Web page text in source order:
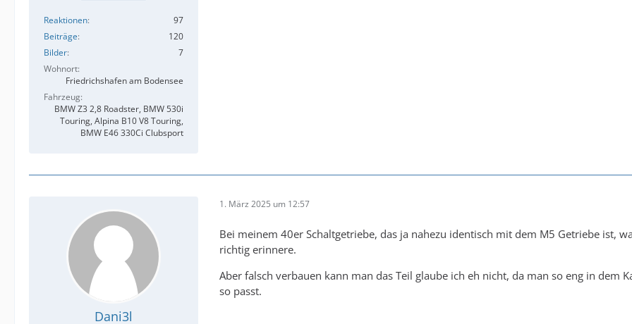
Reaktionen
97
Beiträge
120
Bilder
7
Wohnort
Friedrichshafen am Bodensee
Fahrzeug
BMW Z3 2,8 Roadster, BMW 530i
Touring, Alpina B10 V8 Touring,
BMW E46 330Ci Clubsport
Dani3l
1. März 2025 um 12:57
Bei meinem 40er Schaltgetriebe, das ja nahezu identisch mit dem M5 Getriebe ist,
richtig erinnere.
Aber falsch verbauen kann man das Teil glaube ich eh nicht, da man so eng in dem
so passt.